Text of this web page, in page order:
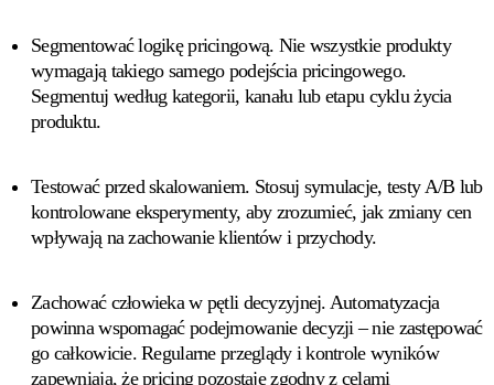
Segmentować logikę pricingową. Nie wszystkie produkty
wymagają takiego samego podejścia pricingowego.
Segmentuj według kategorii, kanału lub etapu cyklu życia
produktu.
Testować przed skalowaniem. Stosuj symulacje, testy A/B lub
kontrolowane eksperymenty, aby zrozumieć, jak zmiany cen
wpływają na zachowanie klientów i przychody.
Zachować człowieka w pętli decyzyjnej. Automatyzacja
powinna wspomagać podejmowanie decyzji – nie zastępować
go całkowicie. Regularne przeglądy i kontrole wyników
zapewniają, że pricing pozostaje zgodny z celami